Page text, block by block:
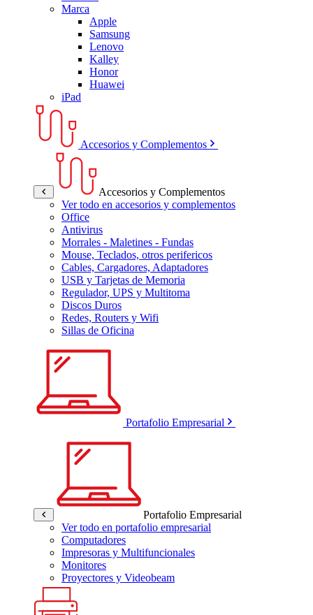
Marca
Apple
Samsung
Lenovo
Kalley
Honor
Huawei
iPad
Accesorios y Complementos
Accesorios y Complementos
Ver todo en accesorios y complementos
Office
Antivirus
Morrales - Maletines - Fundas
Mouse, Teclados, otros perifericos
Cables, Cargadores, Adaptadores
USB y Tarjetas de Memoria
Regulador, UPS y Multitoma
Discos Duros
Redes, Routers y Wifi
Sillas de Oficina
Portafolio Empresarial
Portafolio Empresarial
Ver todo en portafolio empresarial
Computadores
Impresoras y Multifuncionales
Monitores
Proyectores y Videobeam